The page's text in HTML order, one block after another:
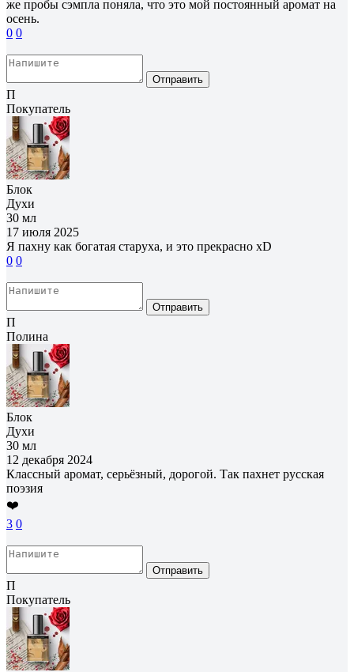
же пробы сэмпла поняла, что это мой постоянный аромат на
осень.
0 0
Отправить
П
Покупатель
Блок
Духи
30 мл
17 июля 2025
Я пахну как богатая старуха, и это прекрасно xD
0 0
Отправить
П
Полина
Блок
Духи
30 мл
12 декабря 2024
Классный аромат, серьёзный, дорогой. Так пахнет русская
поэзия
❤️
3 0
Отправить
П
Покупатель